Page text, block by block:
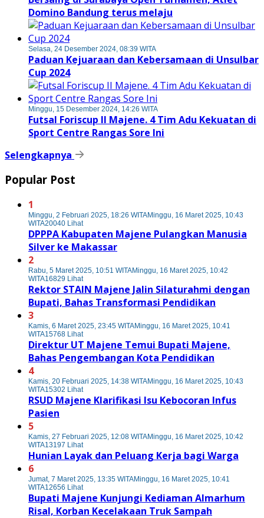
Domino Bandung terus melaju
Selasa, 24 Desember 2024, 08:39 WITA
Paduan Kejuaraan dan Kebersamaan di Unsulbar
Cup 2024
Minggu, 15 Desember 2024, 14:26 WITA
Futsal Foriscup II Majene. 4 Tim Adu Kekuatan di
Sport Centre Rangas Sore Ini
Selengkapnya
Popular Post
1
Minggu, 2 Februari 2025, 18:26 WITAMinggu, 16 Maret 2025, 10:43
WITA20040 Lihat
DPPPA Kabupaten Majene Pulangkan Manusia
Silver ke Makassar
2
Rabu, 5 Maret 2025, 10:51 WITAMinggu, 16 Maret 2025, 10:42
WITA16829 Lihat
Rektor STAIN Majene Jalin Silaturahmi dengan
Bupati, Bahas Transformasi Pendidikan
3
Kamis, 6 Maret 2025, 23:45 WITAMinggu, 16 Maret 2025, 10:41
WITA15768 Lihat
Direktur UT Majene Temui Bupati Majene,
Bahas Pengembangan Kota Pendidikan
4
Kamis, 20 Februari 2025, 14:38 WITAMinggu, 16 Maret 2025, 10:43
WITA15302 Lihat
RSUD Majene Klarifikasi Isu Kebocoran Infus
Pasien
5
Kamis, 27 Februari 2025, 12:08 WITAMinggu, 16 Maret 2025, 10:42
WITA13197 Lihat
Hunian Layak dan Peluang Kerja bagi Warga
6
Jumat, 7 Maret 2025, 13:35 WITAMinggu, 16 Maret 2025, 10:41
WITA12656 Lihat
Bupati Majene Kunjungi Kediaman Almarhum
Risal, Korban Kecelakaan Truk Sampah